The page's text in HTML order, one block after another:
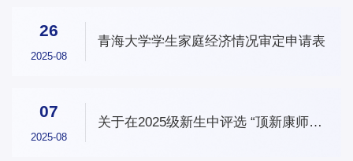
26
2025-08
青海大学学生家庭经济情况审定申请表
07
2025-08
关于在2025级新生中评选 “顶新康师傅